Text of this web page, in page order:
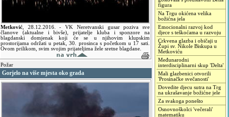
Metković 28.12.2016.- VK Neretvanski gusar poziva sve
članove (aktualne i bivše), prijatelje kluba i sponzore na
blagdanski domjenak koji će se u njihovim klupskim
prostorijama održati u petak, 30. prosinca s početkom u 17 sati.
Ovom prilikom, svim svojim prijateljima žele sretne blagdane.
Požar
Gorjelo na više mjesta oko grada
figura
Na Trgu okićena velika
božićna jela
Emocionalni razvoj kod
djece s teškoćama u razvoju
Crkvena glazba i običaji u
Župi sv. Nikole Biskupa u
Metkoviću
Međunarodni
interdisciplinarni skup 'Delta'
Mali glazbenici otvorili
'Prosinačke svečanosti'
Dovedite djecu sutra na Trg
na ukrašavanje božićne jele
Za svakoga ponešto
Osnovnoškolci 'večerali'
matematiku